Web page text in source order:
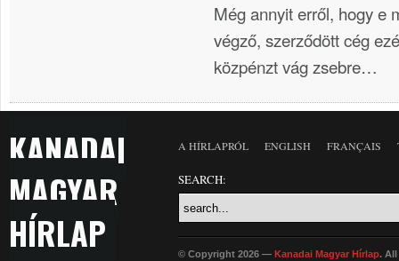
Még annyit erről, hogy e
végző, szerződött cég
közpénzt vág zsebre…
KANADAI
MAGYAR
HÍRLAP
A HÍRLAPRÓL ENGLISH FRANÇAIS
SEARCH:
© Copyright 2026 — Kanadai Magyar Hírlap. All